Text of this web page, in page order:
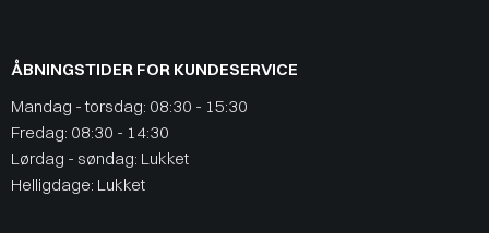
ÅBNINGSTIDER FOR KUNDESERVICE
Mandag - torsdag: 08:30 - 15:30
Fredag: 08:30 - 14:30
Lørdag - søndag: Lukket
Helligdage: Lukket